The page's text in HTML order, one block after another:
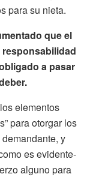
para su nieta.
que el
responsabilidad
a pasar
elementos
para otorgar los
y
es evidente-
alguno para